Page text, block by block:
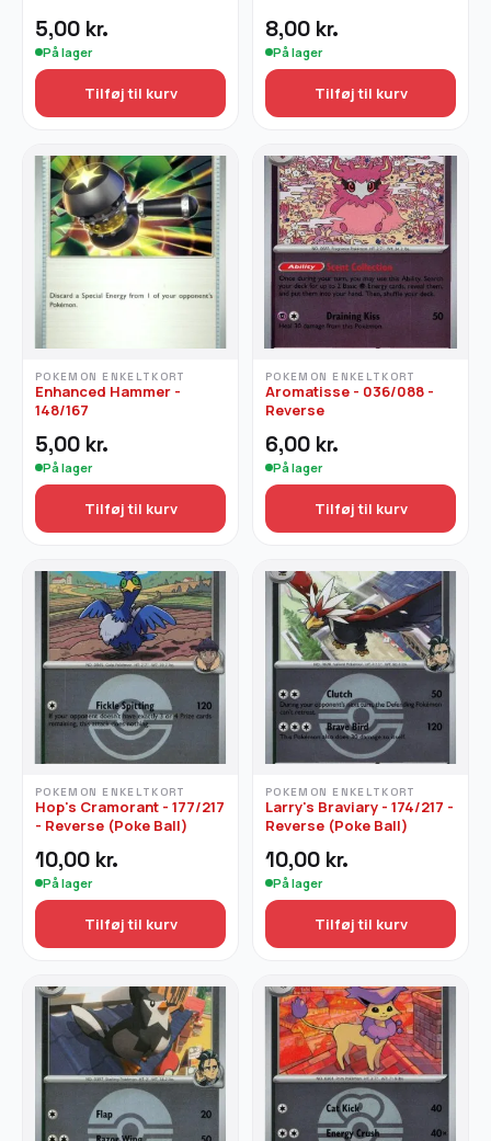
5,00 kr.
På lager
Tilføj til kurv
8,00 kr.
På lager
Tilføj til kurv
POKEMON ENKELTKORT
Enhanced Hammer -
148/167
5,00 kr.
På lager
Tilføj til kurv
POKEMON ENKELTKORT
Aromatisse - 036/088 -
Reverse
6,00 kr.
På lager
Tilføj til kurv
POKEMON ENKELTKORT
Hop's Cramorant - 177/217
- Reverse (Poke Ball)
10,00 kr.
På lager
Tilføj til kurv
POKEMON ENKELTKORT
Larry's Braviary - 174/217 -
Reverse (Poke Ball)
10,00 kr.
På lager
Tilføj til kurv